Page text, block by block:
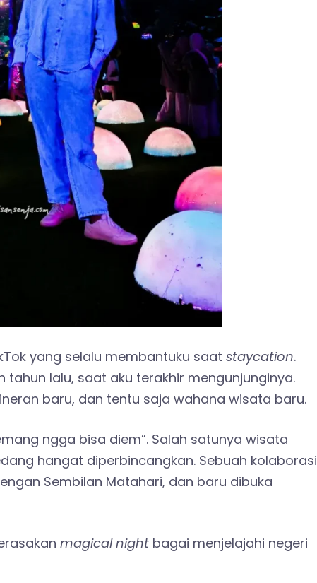
yang selalu membantuku saat staycation.
tahun lalu, saat aku terakhir mengunjunginya.
baru, dan tentu saja wahana wisata baru.
ngga bisa diem”. Salah satunya wisata
hangat diperbincangkan. Sebuah kolaborasi
Sembilan Matahari, dan baru dibuka
magical night bagai menjelajahi negeri